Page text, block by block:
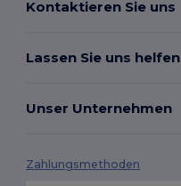
Kontaktieren Sie uns
Lassen Sie uns helfen
Unser Unternehmen
Zahlungsmethoden